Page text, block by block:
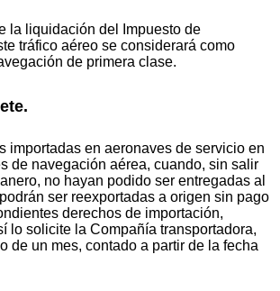
la liquidación del Impuesto de
tráfico aéreo se considerará como
de primera clase.
importadas en aeronaves de servicio en
de navegación aérea, cuando, sin salir
no hayan podido ser entregadas al
ser reexportadas a origen sin pago
derechos de importación,
lo solicite la Compañía transportadora,
de un mes, contado a partir de la fecha